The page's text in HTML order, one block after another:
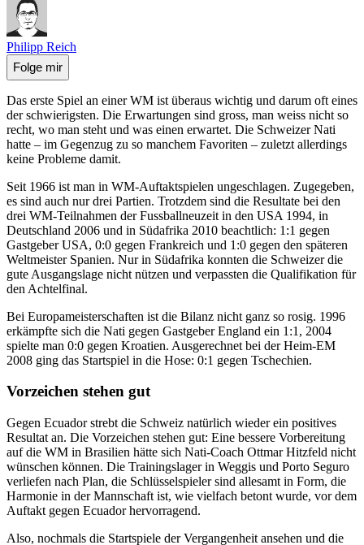
Philipp Reich
Folge mir
Das erste Spiel an einer WM ist überaus wichtig und darum oft eines
der schwierigsten. Die Erwartungen sind gross, man weiss nicht so
recht, wo man steht und was einen erwartet. Die Schweizer Nati
hatte – im Gegenzug zu so manchem Favoriten – zuletzt allerdings
keine Probleme damit.
Seit 1966 ist man in WM-Auftaktspielen ungeschlagen. Zugegeben,
es sind auch nur drei Partien. Trotzdem sind die Resultate bei den
drei WM-Teilnahmen der Fussballneuzeit in den USA 1994, in
Deutschland 2006 und in Südafrika 2010 beachtlich: 1:1 gegen
Gastgeber USA, 0:0 gegen Frankreich und 1:0 gegen den späteren
Weltmeister Spanien. Nur in Südafrika konnten die Schweizer die
gute Ausgangslage nicht nützen und verpassten die Qualifikation für
den Achtelfinal.
Bei Europameisterschaften ist die Bilanz nicht ganz so rosig. 1996
erkämpfte sich die Nati gegen Gastgeber England ein 1:1, 2004
spielte man 0:0 gegen Kroatien. Ausgerechnet bei der Heim-EM
2008 ging das Startspiel in die Hose: 0:1 gegen Tschechien.
Vorzeichen stehen gut
Gegen Ecuador strebt die Schweiz natürlich wieder ein positives
Resultat an. Die Vorzeichen stehen gut: Eine bessere Vorbereitung
auf die WM in Brasilien hätte sich Nati-Coach Ottmar Hitzfeld nicht
wünschen können. Die Trainingslager in Weggis und Porto Seguro
verliefen nach Plan, die Schlüsselspieler sind allesamt in Form, die
Harmonie in der Mannschaft ist, wie vielfach betont wurde, vor dem
Auftakt gegen Ecuador hervorragend.
Also, nochmals die Startspiele der Vergangenheit ansehen und die